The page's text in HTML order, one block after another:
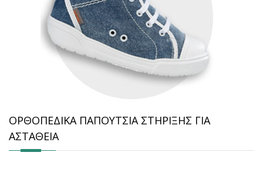
ΟΡΘΟΠΕΔΙΚΑ ΠΑΠΟΥΤΣΙΑ ΣΤΗΡΙΞΗΣ ΓΙΑ
ΑΣΤΑΘΕΙΑ